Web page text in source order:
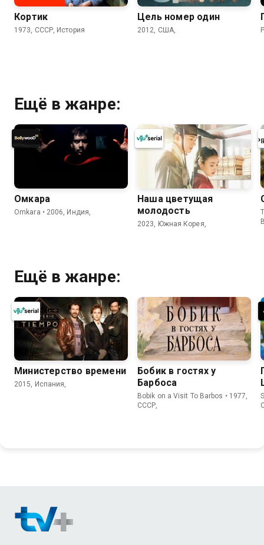
Кортик
1973, СССР, История
Цель номер один
2012, США,
Ещё в жанре:
Омкара
Omkara • 2006, Индия,
Наша цветущая
молодость
2023, Южная Корея,
Ещё в жанре:
Министерство времени
2015, Испания,
Бобик в гостях у
Барбоса
Bobik on a Visit To Barbos • 1977,
СССР,